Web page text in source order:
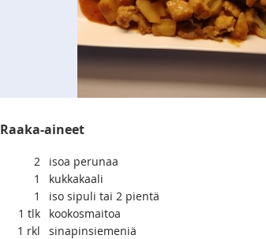
Raaka-aineet
2
isoa perunaa
1
kukkakaali
1
iso sipuli tai 2 pientä
1 tlk
kookosmaitoa
1 rkl
sinapinsiemeniä